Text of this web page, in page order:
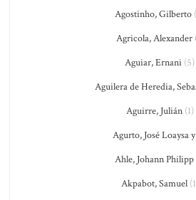
Agostinho, Gilberto
Agricola, Alexander
Aguiar, Ernani (5)
Aguilera de Heredia,
Aguirre, Julián(1)
Agurto, José Loaysa y
Ahle, Johann Philipp
Akpabot, Samuel